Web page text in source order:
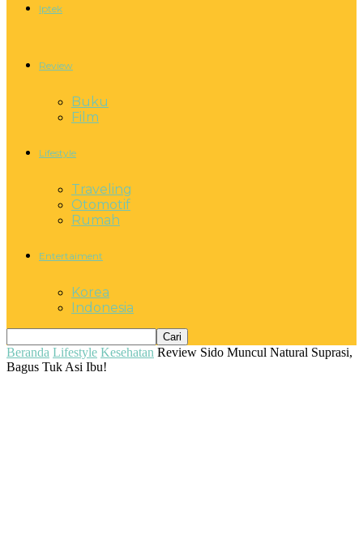
Iptek
Review
Buku
Film
Lifestyle
Traveling
Otomotif
Rumah
Entertaiment
Korea
Indonesia
Beranda Lifestyle Kesehatan Review Sido Muncul Natural Suprasi,
Bagus Tuk Asi Ibu!